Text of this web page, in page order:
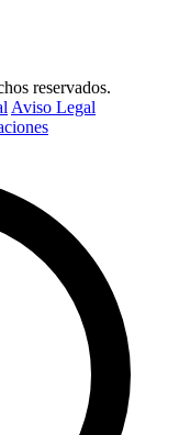
reservados.
Aviso Legal